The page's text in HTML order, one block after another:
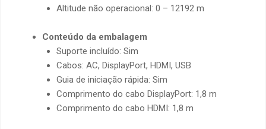
Altitude não operacional: 0 – 12192 m
Conteúdo da embalagem
Suporte incluído: Sim
Cabos: AC, DisplayPort, HDMI, USB
Guia de iniciação rápida: Sim
Comprimento do cabo DisplayPort: 1,8 m
Comprimento do cabo HDMI: 1,8 m